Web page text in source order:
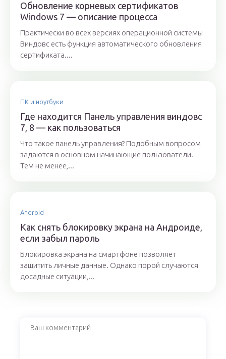
Обновление корневых сертификатов
Windows 7 — описание процесса
Практически во всех версиях операционной системы
Виндовс есть функция автоматического обновления
сертификата....
ПК и ноутбуки
Где находится Панель управления виндовс
7, 8 — как пользоваться
Что такое панель управления? Подобным вопросом
задаются в основном начинающие пользователи.
Тем не менее,...
Android
Как снять блокировку экрана на Андроиде,
если забыл пароль
Блокировка экрана на смартфоне позволяет
защитить личные данные. Однако порой случаются
досадные ситуации,...